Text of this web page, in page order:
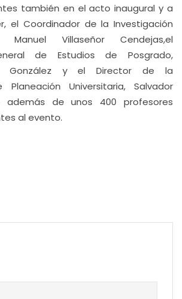
también en el acto inaugural y a
el Coordinador de la Investigación
Manuel Villaseñor Cendejas,el
de Estudios de Posgrado,
González y el Director de la
Planeación Universitaria, Salvador
además de unos 400 profesores
al evento.